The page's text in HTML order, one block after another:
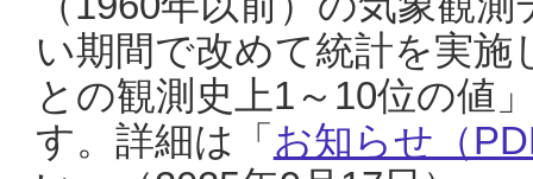
い期間で改めて統計を実
との観測史上1～10位の値
す。詳細は「 お知らせ（